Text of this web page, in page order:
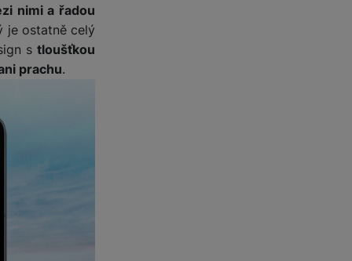
nimi a řadou
je ostatně celý
s tloušťkou
prachu.